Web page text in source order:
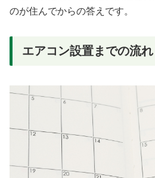
のが住んでからの答えです。
エアコン設置までの流れ